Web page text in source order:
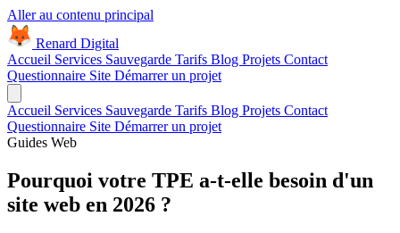
Aller au contenu principal
Renard Digital
Accueil Services Sauvegarde Tarifs Blog Projets Contact
Questionnaire Site Démarrer un projet
Accueil Services Sauvegarde Tarifs Blog Projets Contact
Questionnaire Site Démarrer un projet
Guides Web
Pourquoi votre TPE a-t-elle besoin d'un
site web en 2026 ?